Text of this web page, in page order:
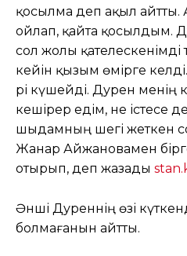
қосылма деп ақыл
ойлап, қайта қосылдым.
сол жолы қателескенімді
кейін қызым өмірге
әрі күшейді. Дәурен
кешірер едім, не істесе
шыдамның шегі жеткен
Жанар Айжановамен
отырып, деп жазады
Әнші Дәуреннің өзі
болмағанын айтты.